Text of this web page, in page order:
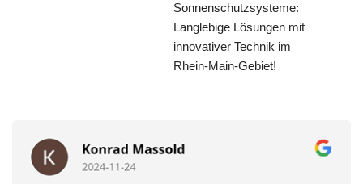
Sonnenschutzsysteme:
Langlebige Lösungen mit
innovativer Technik im
Rhein-Main-Gebiet!